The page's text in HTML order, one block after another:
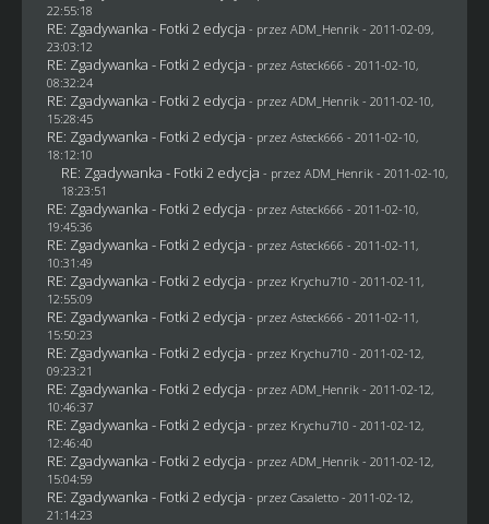
22:55:18
RE: Zgadywanka - Fotki 2 edycja - przez ADM_Henrik - 2011-02-09,
23:03:12
RE: Zgadywanka - Fotki 2 edycja - przez Asteck666 - 2011-02-10,
08:32:24
RE: Zgadywanka - Fotki 2 edycja - przez ADM_Henrik - 2011-02-10,
15:28:45
RE: Zgadywanka - Fotki 2 edycja - przez Asteck666 - 2011-02-10,
18:12:10
RE: Zgadywanka - Fotki 2 edycja - przez ADM_Henrik - 2011-02-10,
18:23:51
RE: Zgadywanka - Fotki 2 edycja - przez Asteck666 - 2011-02-10,
19:45:36
RE: Zgadywanka - Fotki 2 edycja - przez Asteck666 - 2011-02-11,
10:31:49
RE: Zgadywanka - Fotki 2 edycja - przez Krychu710 - 2011-02-11,
12:55:09
RE: Zgadywanka - Fotki 2 edycja - przez Asteck666 - 2011-02-11,
15:50:23
RE: Zgadywanka - Fotki 2 edycja - przez Krychu710 - 2011-02-12,
09:23:21
RE: Zgadywanka - Fotki 2 edycja - przez ADM_Henrik - 2011-02-12,
10:46:37
RE: Zgadywanka - Fotki 2 edycja - przez Krychu710 - 2011-02-12,
12:46:40
RE: Zgadywanka - Fotki 2 edycja - przez ADM_Henrik - 2011-02-12,
15:04:59
RE: Zgadywanka - Fotki 2 edycja - przez Casaletto- 2011-02-12,
21:14:23